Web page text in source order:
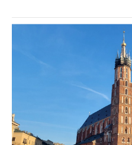
odvozen od polského